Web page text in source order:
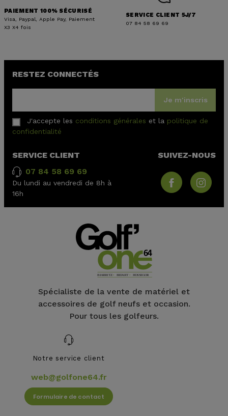
PAIEMENT 100% SÉCURISÉ
Visa, Paypal, Apple Pay, Paiement
X3 X4 fois
SERVICE CLIENT 5J/7
07 84 58 69 69
RESTEZ CONNECTÉS
Je m'inscris
J'accepte les conditions générales et la politique de
confidentialité
SERVICE CLIENT
07 84 58 69 69
Du lundi au vendredi de 8h à
16h
SUIVEZ-NOUS
Spécialiste de la vente de matériel et
accessoires de golf neufs et occasion.
Pour tous les golfeurs.
Notre service client
web@golfone64.fr
Formulaire de contact